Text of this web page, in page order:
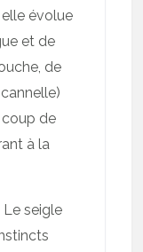
évolue
et de
de
de
à la
Le seigle